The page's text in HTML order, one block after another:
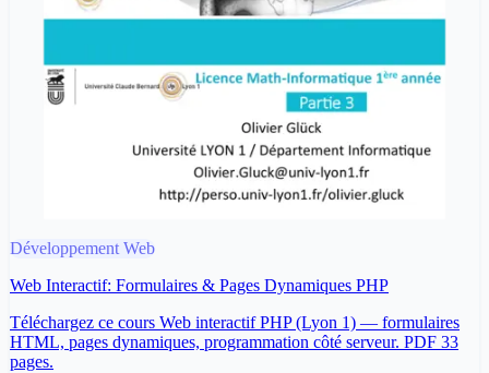
Développement Web
Web Interactif: Formulaires & Pages Dynamiques PHP
Téléchargez ce cours Web interactif PHP (Lyon 1) — formulaires
HTML, pages dynamiques, programmation côté serveur. PDF 33
pages.